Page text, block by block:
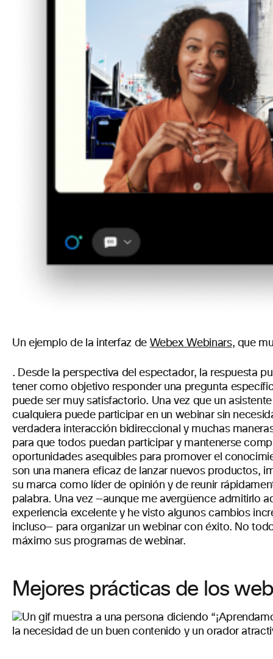
Un ejemplo de la interfaz de Webex Webinars, que
. Desde la perspectiva del espectador, la respuesta
tener como objetivo responder una pregunta
puede ser muy satisfactorio. Una vez que un
cualquiera puede participar en un webinar sin
verdadera interacción bidireccional y muchas
para que todos puedan participar y mantenerse
oportunidades asequibles para promover el
son una manera eficaz de lanzar nuevos productos,
su marca como líder de opinión y de reunir
palabra. Una vez —aunque me avergüence admitirlo
experiencia excelente y he visto algunos cambios
incluso— para organizar un webinar con éxito. No
máximo sus programas de webinar.
Mejores prácticas de los
la necesidad de un buen contenido y un orador